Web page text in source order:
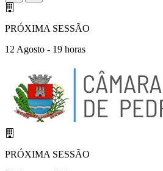
PRÓXIMA SESSÃO
12 Agosto - 19 horas
PRÓXIMA SESSÃO